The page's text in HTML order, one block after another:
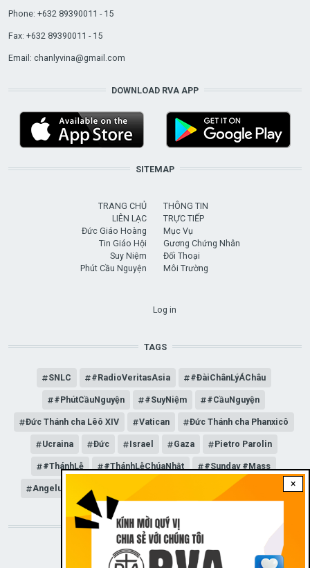
×
Phone: +632 89390011 - 15
Fax: +632 89390011 - 15
Email: chanlyvina@gmail.com
DOWNLOAD RVA APP
SITEMAP
TRANG CHỦ
LIÊN LẠC
Đức Giáo Hoàng
Tin Giáo Hội
Suy Niệm
Phút Cầu Nguyện
THÔNG TIN
TRỰC TIẾP
Mục Vụ
Gương Chứng Nhân
Đối Thoại
Môi Trường
Log in
TAGS
SNLC #RadioVeritasAsia #ĐàiChânLýÁChâu
#PhútCầuNguyện #SuyNiệm #CầuNguyện
Đức Thánh cha Lêô XIV Vatican Đức Thánh cha Phanxicô
Ucraina Đức Israel Gaza Pietro Parolin
#ThánhLễ #ThánhLễChúaNhật #Sunday #Mass
Angelus Đức Giáo hoàng Lêô XIV General Audience
STAY CONNECTED WITH US!